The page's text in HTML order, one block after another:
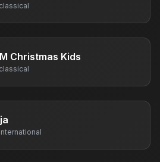
classical
Christmas Kids
classical
international